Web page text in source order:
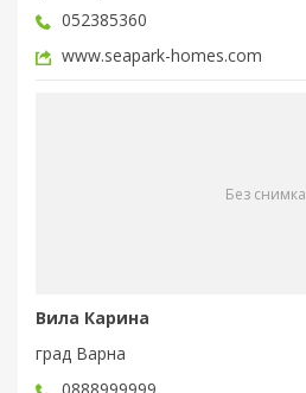
052385360
www.seapark-homes.com
Без снимка
Вила Карина
град Варна